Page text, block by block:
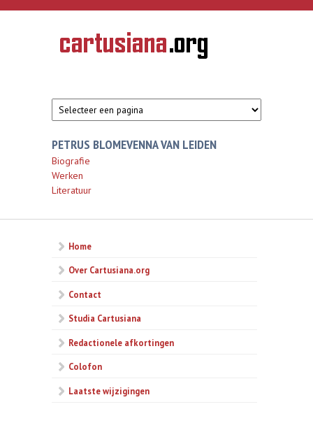
Overslaan en naar de inhoud gaan
CARTUSIANA
Geschiedenis
van de
PETRUS BLOMEVENNA VAN LEIDEN
Biografie
Werken
Literatuur
Home
Over Cartusiana.org
Contact
Studia Cartusiana
Redactionele afkortingen
Colofon
Laatste wijzigingen